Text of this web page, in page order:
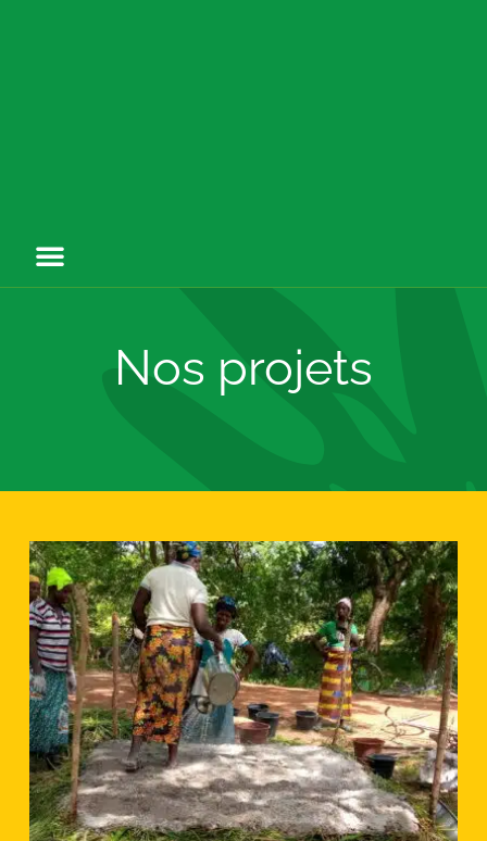
Nos projets